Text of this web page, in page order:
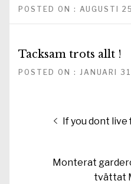
POSTED ON : AUGUSTI
Tacksam trots allt !
POSTED ON : JANUARI
Föregående
If you dont
Nästa
Monterat
tvättat